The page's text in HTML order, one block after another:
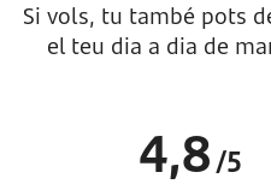
Si vols, tu també pots
el teu dia a dia de
4,8/5